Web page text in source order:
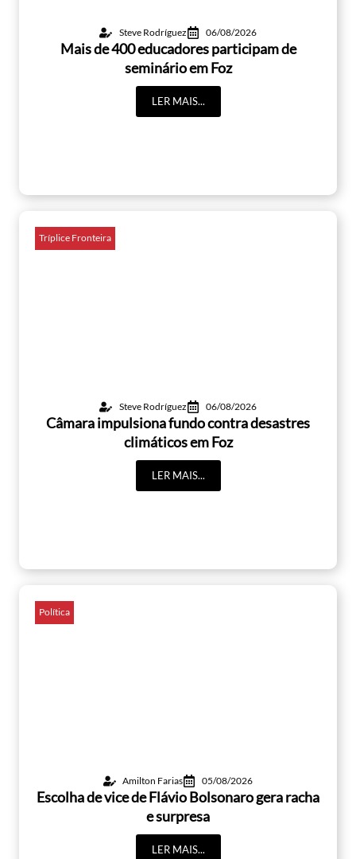
Steve Rodríguez 06/08/2026
Mais de 400 educadores participam de
seminário em Foz
LER MAIS...
Tríplice Fronteira
Steve Rodríguez 06/08/2026
Câmara impulsiona fundo contra desastres
climáticos em Foz
LER MAIS...
Política
Amilton Farias 05/08/2026
Escolha de vice de Flávio Bolsonaro gera racha
e surpresa
LER MAIS...